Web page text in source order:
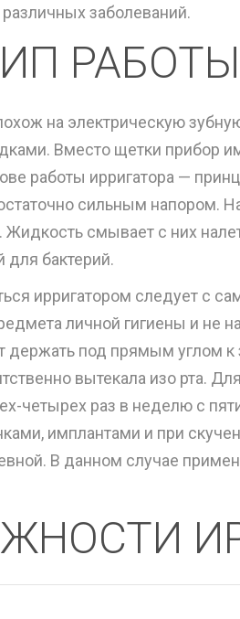
заболеваний.
на электрическую
Вместо щетки прибор
работы ирригатора —
сильным напором.
Жидкость смывает с них
для бактерий.
ирригатором следует с
личной гигиены и не
держать под прямым углом
вытекала изо рта.
четырех раз в неделю с
имплантами и при
В данном случае